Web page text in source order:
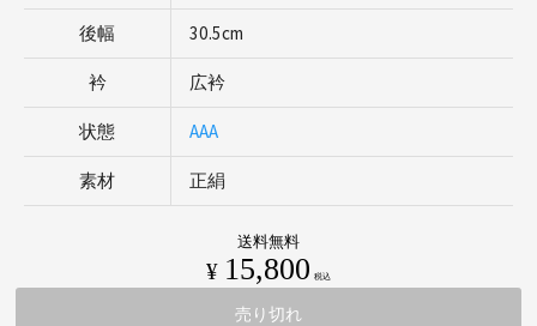
後幅 30.5cm
衿 広衿
状態 AAA
素材 正絹
送料無料
¥ 15,800 税込
売り切れ